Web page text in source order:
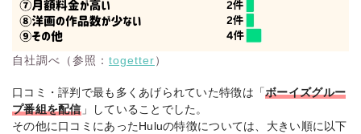
8月1
日
（土）
海外
ドラ
THE 100/ハン
ドレッド
全7シーズンを配信開
日
（土）
ドラ
マ
ハドソン&レッ
ョンズ警察シェ
パード犬刑事 シ
ーズン1
アクション。8月1日
自社調べ（参照： togetter）
口コミ・評判で最も多くあげられていた特徴は「ボーイズグルー
プ番組を配信」していることでした。
その他に口コミにあったHuluの特徴については、大きい順に以下